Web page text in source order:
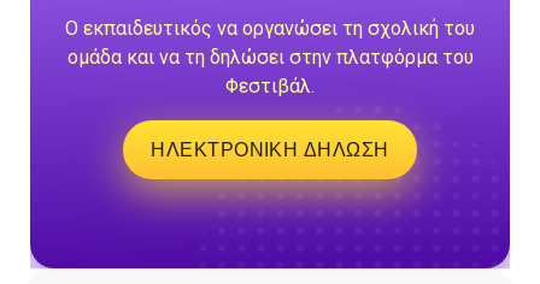
Ο εκπαιδευτικός να οργανώσει τη σχολική του
ομάδα και να τη δηλώσει στην πλατφόρμα του
Φεστιβάλ.
ΗΛΕΚΤΡΟΝΙΚΗ ΔΗΛΩΣΗ